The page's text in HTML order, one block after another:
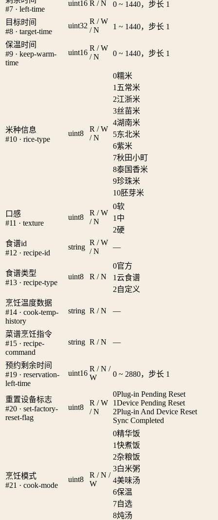
#7 · left-time
uint16 R / N 0 ~ 1440，步长 1
目标时间
#8 · target-time
uint32
R / W
/ N
1 ~ 1440，步长 1
保温时间
#9 · keep-warm-
time
uint16
R / W
/ N
0 ~ 1440，步长 1
米种信息
#10 · rice-type
uint8
R / W
/ N
0糯米
1 五常米
2江浙米
3丝苗米
4湖南米
5东北米
6紫米
7秋田小町
8泰国香米
9珍珠米
10胚芽米
口感
#11 · texture
uint8
R / W
/ N
0软
1 中
2硬
食谱id
#12 · recipe-id
string
R / W
/ N
—
食谱类型
#13 · recipe-type
uint8 R / N
0官方
1云食谱
2自定义
烹饪温度数据
#14 · cook-temp-
history
string R / N —
菜谱烹饪指令
#15 · recipe-
command
string R / N —
预约剩余时间
#19 · reservation-
left-time
uint16
R / N /
W
0 ~ 2880，步长 1
重置设备标志
#20 · set-factory-
reset-flag
uint8
R / W
/ N
0Plug-in Pending Reset
1Device Pending Reset
2Plug-in And Device Reset
Sync Completed
烹饪模式
#21 · cook-mode
uint8
R / N /
W
0精华饭
1快煮饭
2杂粮饭
3白米粥
4美味汤
6保温
7自选
8炖汤